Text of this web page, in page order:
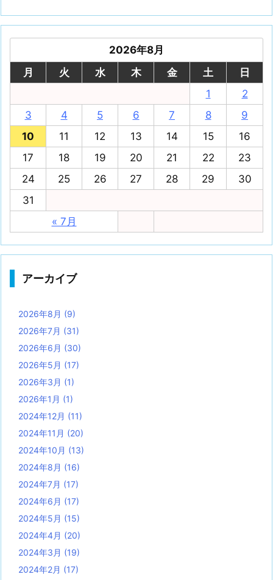
2026年8月
月
火 水 木 金 土 日
« 7月
1
2
3
4 5 6 7 8
9
10
11 12 13 14 15
16
17
18 19 20 21 22
23
24
25 26 27 28 29
30
31
アーカイブ
2026年8月 (9)
2026年7月 (31)
2026年6月 (30)
2026年5月 (17)
2026年3月 (1)
2026年1月 (1)
2024年12月 (11)
2024年11月 (20)
2024年10月 (13)
2024年8月 (16)
2024年7月 (17)
2024年6月 (17)
2024年5月 (15)
2024年4月 (20)
2024年3月 (19)
2024年2月 (17)